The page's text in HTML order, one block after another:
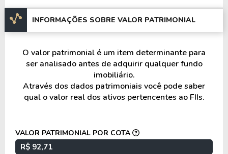
Arena MRV – MG
Spot Diadema - Totus – SP
Celeste Energia – MT
BRK Laboratório II – GO
Isdralit – RS
Nest - Vila Ipojuca – SP
INFORMAÇÕES SOBRE VALOR PATRIMONIAL
O valor patrimonial é um item determinante para
ser analisado antes de adquirir qualquer fundo
imobiliário.
Através dos dados patrimoniais você pode saber
qual o valor real dos ativos pertencentes ao FIIs.
VALOR PATRIMONIAL POR COTA
R$ 92,71